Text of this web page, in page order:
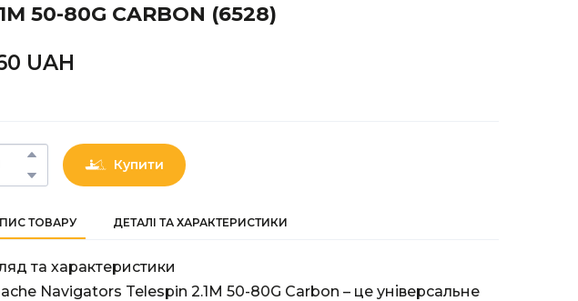
50-80G CARBON (6528)
UAН
Купити
ТОВАРУ ДЕТАЛІ ТА ХАРАКТЕРИСТИКИ
та характеристики
Navigators Telespin 2.1M 50-80G Carbon – це універсальне